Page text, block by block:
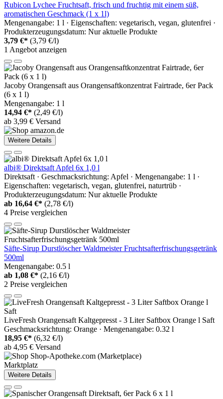
Rubicon Lychee Fruchtsaft, frisch und fruchtig mit einem süß,
aromatischen Geschmack (1 x 1l)
Mengenangabe: 1 l · Eigenschaften: vegetarisch, vegan, glutenfrei ·
Produkterzeugungsdatum: Nur aktuelle Produkte
3,79 €* (3,79 €/l)
1 Angebot anzeigen
Jacoby Orangensaft aus Orangensaftkonzentrat Fairtrade, 6er Pack
(6 x 1 l)
Mengenangabe: 1 l
14,94 €* (2,49 €/l)
ab 3,99 € Versand
Weitere Details
albi® Direktsaft Apfel 6x 1,0 l
Direktsaft · Geschmacksrichtung: Apfel · Mengenangabe: 1 l ·
Eigenschaften: vegetarisch, vegan, glutenfrei, naturtrüb ·
Produkterzeugungsdatum: Nur aktuelle Produkte
ab 16,64 €* (2,78 €/l)
4 Preise vergleichen
Säfte-Sirup Durstlöscher Waldmeister Fruchtsafterfrischungsgetränk
500ml
Mengenangabe: 0.5 l
ab 1,08 €* (2,16 €/l)
2 Preise vergleichen
LiveFresh Orangensaft Kaltgepresst - 3 Liter Saftbox Orange l Saft
Geschmacksrichtung: Orange · Mengenangabe: 0.32 l
18,95 €* (6,32 €/l)
ab 4,95 € Versand
Marktplatz
Weitere Details